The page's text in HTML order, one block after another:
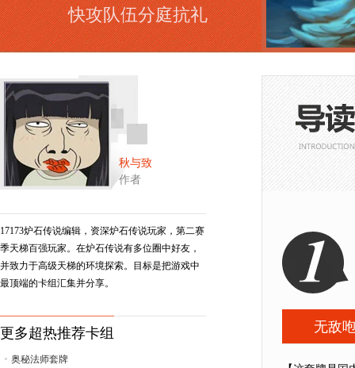
快攻队伍分庭抗礼
秋与致
作者
17173炉石传说编辑，资深炉石传说玩家，第二赛
季天梯百强玩家。在炉石传说有多位圈中好友，
并致力于高级天梯的环境探索。目标是把游戏中
最顶端的卡组汇集并分享。
更多超热推荐卡组
• 奥秘法师套牌
无敌